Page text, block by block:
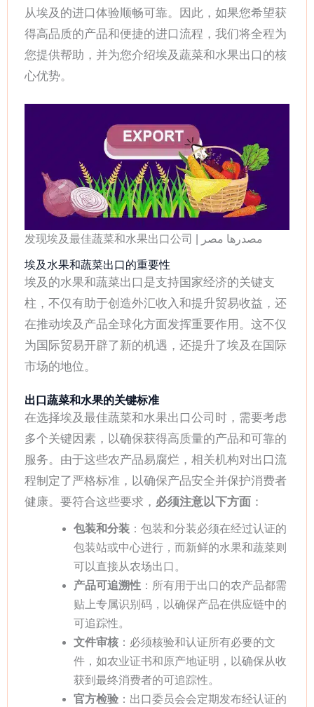
从埃及的进口体验顺畅可靠。因此，如果您希望获
得高品质的产品和便捷的进口流程，我们将全程为
您提供帮助，并为您介绍埃及蔬菜和水果出口的核
心优势。
发现埃及最佳蔬菜和水果出口公司 | مصدرها مصر
埃及水果和蔬菜出口的重要性
埃及的水果和蔬菜出口是支持国家经济的关键支
柱，不仅有助于创造外汇收入和提升贸易收益，还
在推动埃及产品全球化方面发挥重要作用。这不仅
为国际贸易开辟了新的机遇，还提升了埃及在国际
市场的地位。
出口蔬菜和水果的关键标准
在选择埃及最佳蔬菜和水果出口公司时，需要考虑
多个关键因素，以确保获得高质量的产品和可靠的
服务。由于这些农产品易腐烂，相关机构对出口流
程制定了严格标准，以确保产品安全并保护消费者
健康。要符合这些要求， 必须注意以下方面 ：
包装和分装：包装和分装必须在经过认证的
包装站或中心进行，而新鲜的水果和蔬菜则
可以直接从农场出口。
产品可追溯性：所有用于出口的农产品都需
贴上专属识别码，以确保产品在供应链中的
可追踪性。
文件审核：必须核验和认证所有必要的文
件，如农业证书和原产地证明，以确保从收
获到最终消费者的可追踪性。
官方检验：出口委员会会定期发布经认证的